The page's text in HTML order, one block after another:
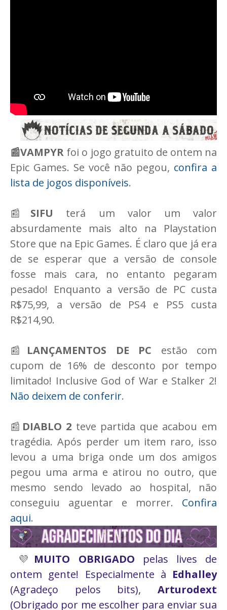
📰VAMPYR foi o jogo gratuito de ontem na
Epic Games. Se você não pegou, confira a
lista de jogos disponíveis.
📰 SIFU terá um valor um valor
absurdamente mais alto na Playstation
Store que na Epic Games. É claro que já era
de se esperar que a versão de console
fosse mais cara, no entanto pegaram
pesado! Enquanto a versão de PC custa
R$75,99, a versão de PS4 e PS5 custa
R$214,90.
📰 LANÇAMENTOS DE PC estão com
cupom de 16% de desconto por tempo
limitado! Inclusive God of War e Stalker 2!
Não deixem de conferir.
📰 DIABLO 2 teve partida que acabou em
tragédia. Após perder um item raro, isso
levou a uma briga onde um dos amigos
pegou uma arma e atirou no outro, que
mesmo sendo levado ao hospital, não
conseguiu aguentar e morrer. Confira
aqui.
💜 MUITO OBRIGADO pelas lives de
ontem gente! Especialmente à Edhalley
(Agradeço pelos bits), Arturodext
(Obrigado por me escolher para enviar sua